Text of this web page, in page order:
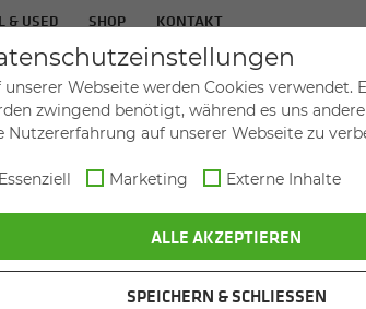
& USED SHOP KONTAKT
TAGUN­GEN & EVENTS ÜBER
unserer Webseite werden Cookies verwendet.
zwingend benötigt, während es uns
Nutzererfahrung auf unserer Webseite zu
Essenziell Marketing Externe Inhalte
ALLE AKZEPTIEREN
SPEICHERN & SCHLIESSEN